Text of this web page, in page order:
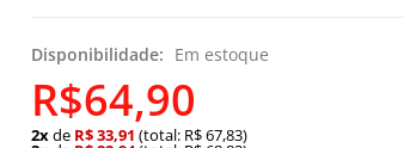
Disponibilidade: Em estoque
R$64,90
2xde R$ 33,91 (total: R$ 67,83)